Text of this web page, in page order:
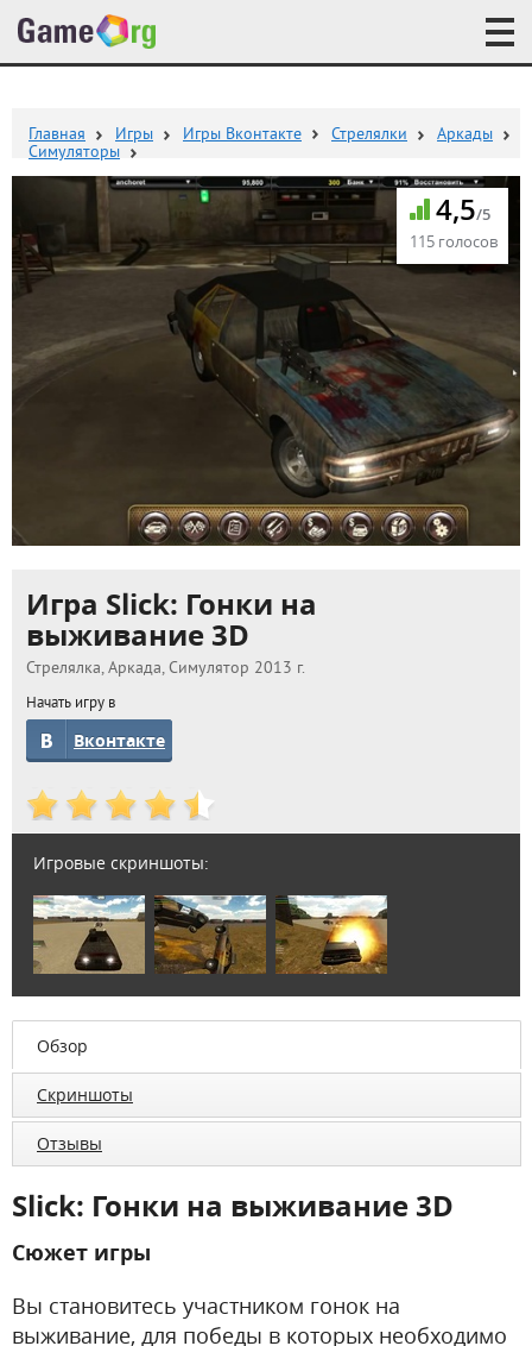
Главная Игры Игры Вконтакте Стрелялки
Аркады
Симуляторы
4,5/5
115 голосов
Игра Slick: Гонки на
выживание 3D
Стрелялка, Аркада, Симулятор 2013 г.
Начать игру в
Вконтакте
Игровые скриншоты:
Обзор
Скриншоты
Отзывы
Slick: Гонки на выживание 3D
Сюжет игры
Вы становитесь участником гонок на
выживание, для победы в которых необходимо